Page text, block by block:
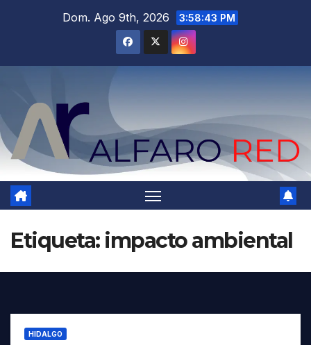
Dom. Ago 9th, 2026 3:58:44 PM
Etiqueta: impacto ambiental
HIDALGO